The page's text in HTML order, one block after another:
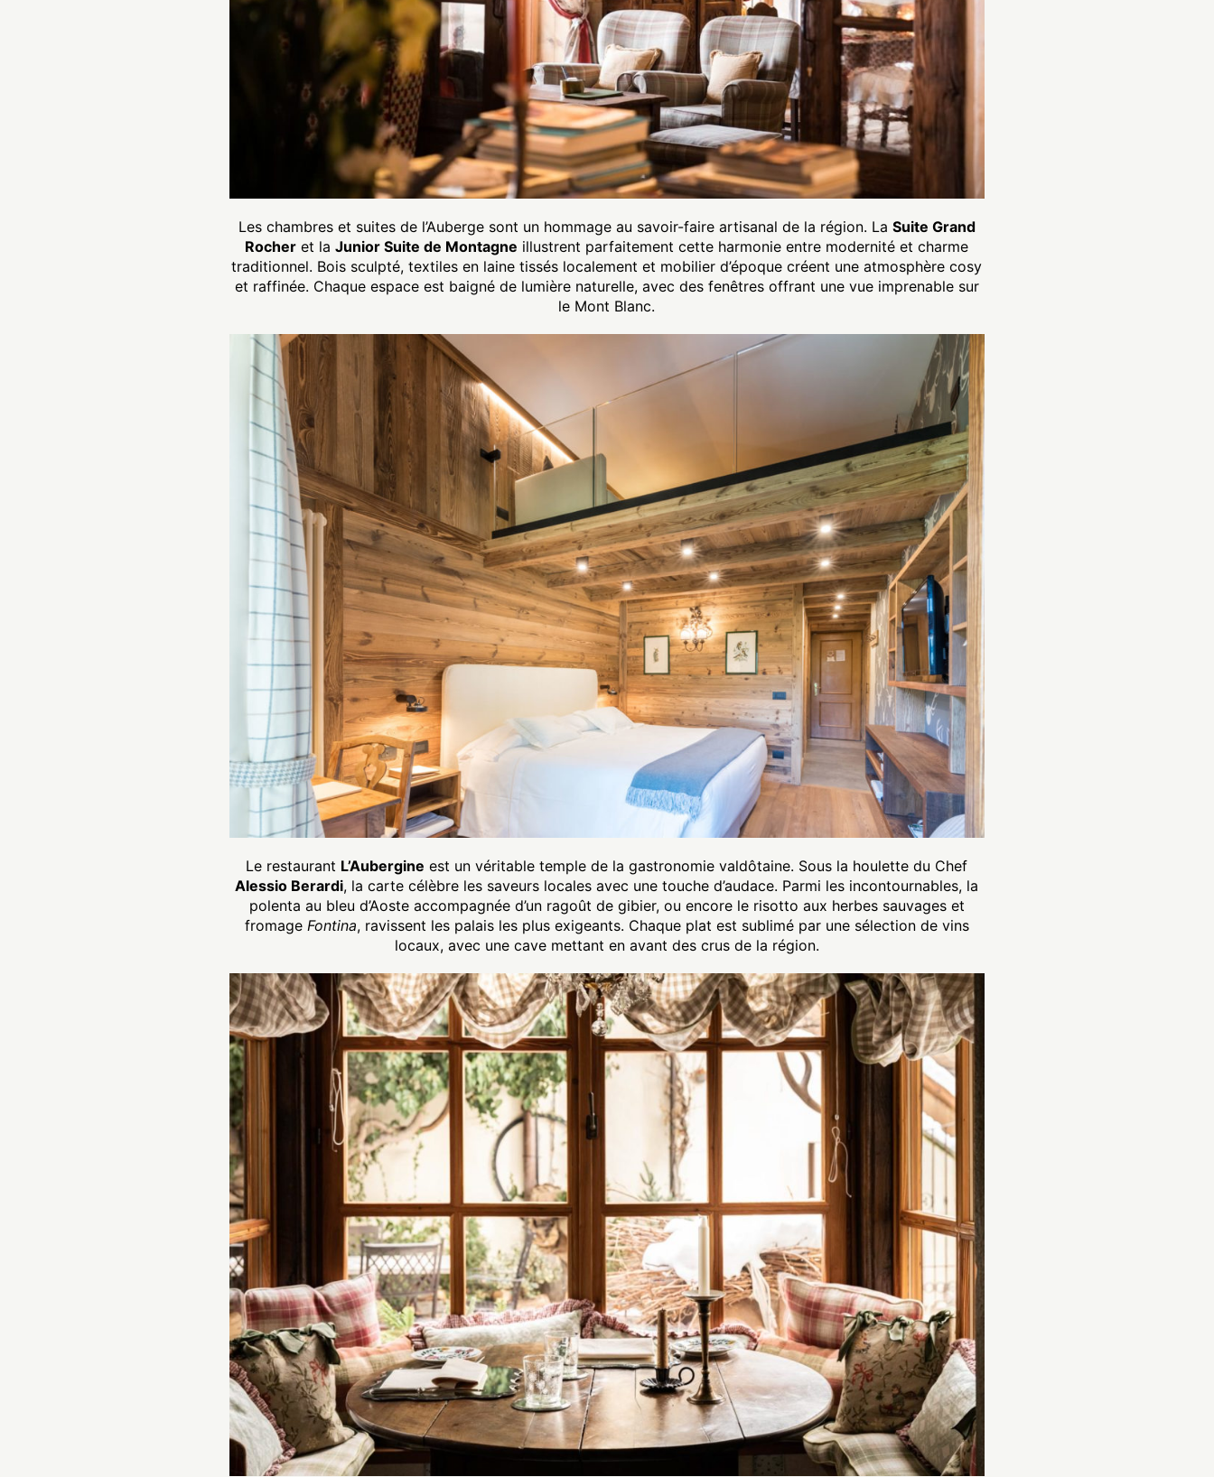
Les chambres et suites de l’Auberge sont un hommage au savoir-faire artisanal de la région. La Suite Grand
Rocher et laJunior Suite de Montagne illustrent parfaitement cette harmonie entre modernité et charme
traditionnel. Bois sculpté, textiles en laine tissés localement et mobilier d’époque créent une atmosphère cosy
et raffinée. Chaque espace est baigné de lumière naturelle, avec des fenêtres offrant une vue imprenable sur
le Mont Blanc.
Le restaurant L’Aubergine est un véritable temple de la gastronomie valdôtaine. Sous la houlette du Chef
Alessio Berardi, la carte célèbre les saveurs locales avec une touche d’audace. Parmi les incontournables, la
polenta au bleu d’Aoste accompagnée d’un ragoût de gibier, ou encore le risotto aux herbes sauvages et
fromage Fontina, ravissent les palais les plus exigeants. Chaque plat est sublimé par une sélection de vins
locaux, avec une cave mettant en avant des crus de la région.